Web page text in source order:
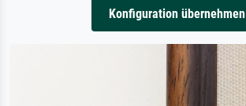
Konfiguration übernehmen